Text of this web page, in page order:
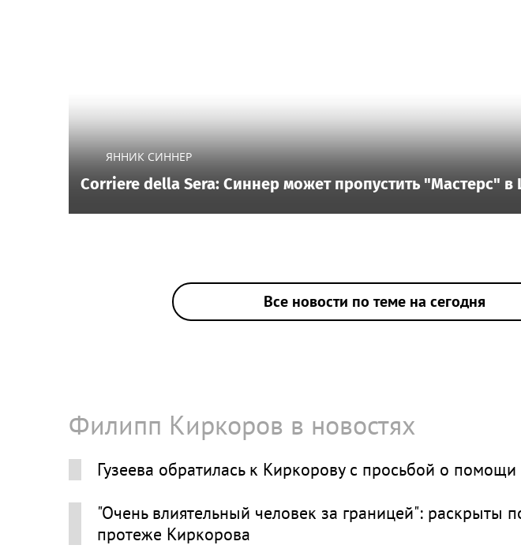
ЯННИК СИННЕР
Corriere della Sera: Синнер может пропустить "Мастерс" в
Все новости по теме на сегодня
Филипп Киркоров в новостях
Гузеева обратилась к Киркорову с просьбой о
"Очень влиятельный человек за границей": раскрыты
протеже Киркорова